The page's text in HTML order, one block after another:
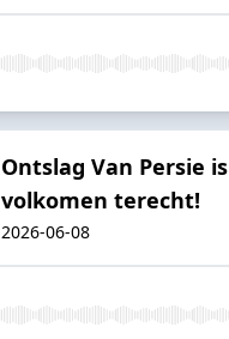
Ontslag Van Persie is
volkomen terecht!
2026-06-08